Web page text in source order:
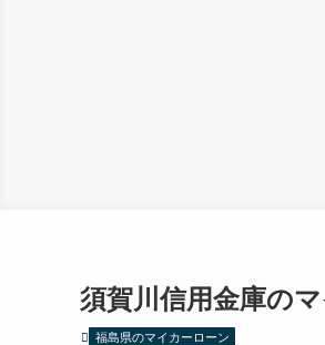
須賀川信用金庫の
福島県のマイカーローン